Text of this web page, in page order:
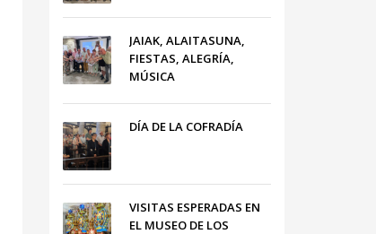
JAIAK, ALAITASUNA,
FIESTAS, ALEGRÍA,
MÚSICA
DÍA DE LA COFRADÍA
VISITAS ESPERADAS EN
EL MUSEO DE LOS